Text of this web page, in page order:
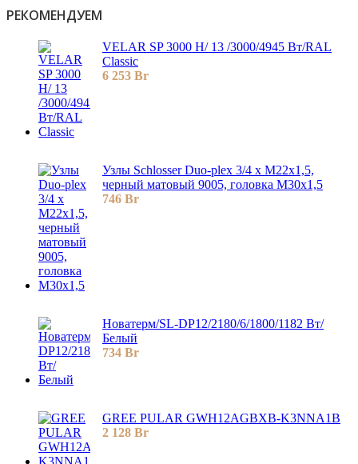
РЕКОМЕНДУЕМ
VELAR SP 3000 H/ 13 /3000/4945 Вт/RAL
Classic
6 253 Br
Узлы Schlosser Duo-plex 3/4 x M22x1,5,
черный матовый 9005, головка М30х1,5
746 Br
Новатерм/SL-DP12/2180/6/1800/1182 Вт/
Белый
734 Br
GREE PULAR GWH12AGBXB-K3NNA1B
2 128 Br